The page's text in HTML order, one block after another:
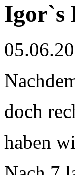
Igor`s
doch
haben